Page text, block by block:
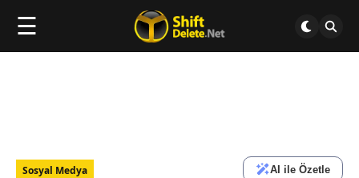
☰
Sosyal Medya AI ile Özetle